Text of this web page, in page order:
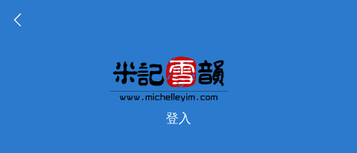
登入